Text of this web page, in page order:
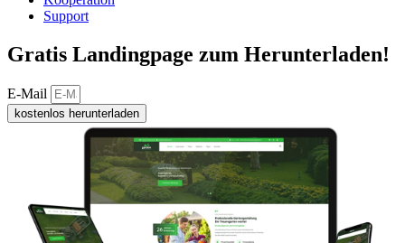
Support
Gratis Landingpage zum Herunterladen!
E-Mail
kostenlos herunterladen